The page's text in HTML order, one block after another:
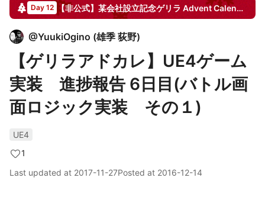
Day 12 【非公式】某会社設立記念ゲリラ Advent Calendar
@YuukiOgino (雄季 荻野)
【ゲリラアドカレ】UE4ゲーム
実装 進捗報告 6日目(バトル画
面ロジック実装 その１)
UE4
1
Last updated at 2017-11-27Posted at 2016-12-14